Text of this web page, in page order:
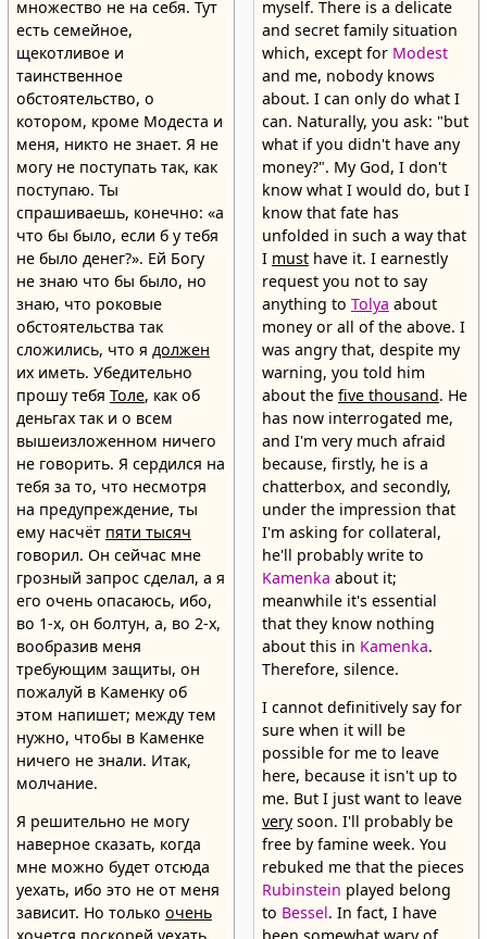
множество не на себя. Тут
есть семейное,
щекотливое и
таинственное
обстоятельство, о
котором, кроме Модеста и
меня, никто не знает. Я не
могу не поступать так, как
поступаю. Ты
спрашиваешь, конечно: «а
что бы было, если б у тебя
не было денег?». Ей Богу
не знаю что бы было, но
знаю, что роковые
обстоятельства так
сложились, что я должен
их иметь. Убедительно
прошу тебя Толе, как об
деньгах так и о всем
вышеизложенном ничего
не говорить. Я сердился на
тебя за то, что несмотря
на предупреждение, ты
ему насчёт пяти тысяч
говорил. Он сейчас мне
грозный запрос сделал, а я
его очень опасаюсь, ибо,
во 1-х, он болтун, а, во 2-х,
вообразив меня
требующим защиты, он
пожалуй в Каменку об
этом напишет; между тем
нужно, чтобы в Каменке
ничего не знали. Итак,
молчание.
Я решительно не могу
наверное сказать, когда
мне можно будет отсюда
уехать, ибо это не от меня
зависит. Но только очень
myself. There is a delicate
and secret family situation
which, except for Modest
and me, nobody knows
about. I can only do what I
can. Naturally, you ask: "but
what if you didn't have any
money?". My God, I don't
know what I would do, but I
know that fate has
unfolded in such a way that
I musthave it. I earnestly
request you not to say
anything to Tolya about
money or all of the above. I
was angry that, despite my
warning, you told him
about the five thousand. He
has now interrogated me,
and I'm very much afraid
because, firstly, he is a
chatterbox, and secondly,
under the impression that
I'm asking for collateral,
he'll probably write to
Kamenka about it;
meanwhile it's essential
that they know nothing
about this in Kamenka.
Therefore, silence.
I cannot definitively say for
sure when it will be
possible for me to leave
here, because it isn't up to
me. But I just want to leave
verysoon. I'll probably be
free by famine week. You
rebuked me that the pieces
Rubinstein played belong
to Bessel. In fact, I have